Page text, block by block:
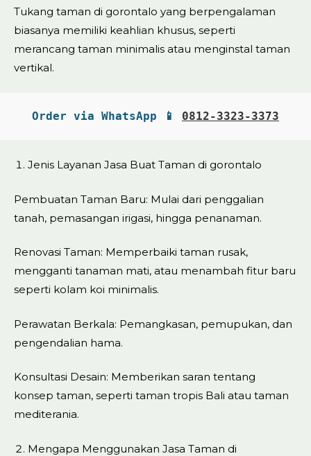
Tukang taman di gorontalo yang berpengalaman
biasanya memiliki keahlian khusus, seperti
merancang taman minimalis atau menginstal taman
vertikal.
Order via WhatsApp 📱 0812-3323-3373
Jenis Layanan Jasa Buat Taman di gorontalo
Pembuatan Taman Baru: Mulai dari penggalian
tanah, pemasangan irigasi, hingga penanaman.
Renovasi Taman: Memperbaiki taman rusak,
mengganti tanaman mati, atau menambah fitur baru
seperti kolam koi minimalis.
Perawatan Berkala: Pemangkasan, pemupukan, dan
pengendalian hama.
Konsultasi Desain: Memberikan saran tentang
konsep taman, seperti taman tropis Bali atau taman
mediterania.
Mengapa Menggunakan Jasa Taman di